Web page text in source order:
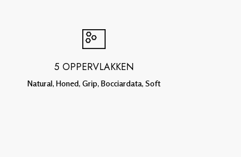
5 OPPERVLAKKEN
Natural, Honed, Grip, Bocciardata, Soft